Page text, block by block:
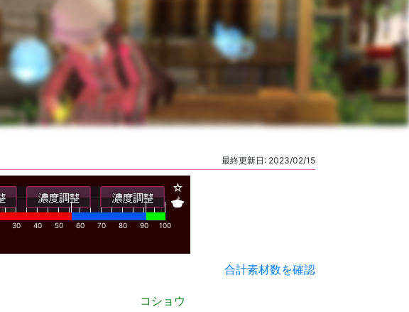
最終更新日: 2023/02/15
30 40 50 60 70 80 90 100
☆
🍲
合計素材数を確認
コショウ